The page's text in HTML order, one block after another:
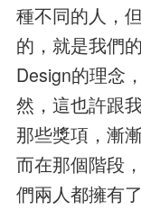
種不同的人，
的，就是我們
Design的理念
然，這也許跟
那些獎項，漸
而在那個階段
們兩人都擁有